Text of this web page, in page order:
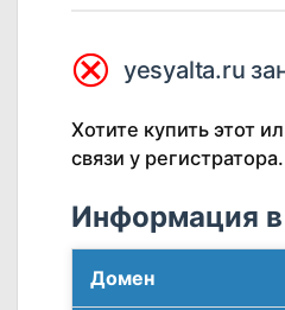
⮿ yesyalta.ru
Хотите купить этот
связи у регистратора.
Информация в
Домен